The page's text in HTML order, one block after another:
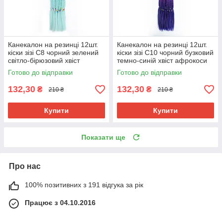
Канекалон на резинці 12шт.
кіски зізі C8 чорний зелений
світло-бірюзовий хвіст
афрокоси омбре 60см 50гр у
зачіску ZiZi
Готово до відправки
132,30 ₴ 210 ₴
Купити
Канекалон на резинці 12шт.
кіски зізі C10 чорний бузковий
темно-синій хвіст афрокоси
омбре 60см 50гр у зачіску
ZiZi
Готово до відправки
132,30 ₴ 210 ₴
Купити
Показати ще
Про нас
100% позитивних з 191 відгука за рік
Працює з 04.10.2016